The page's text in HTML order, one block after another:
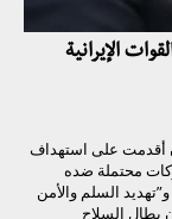
الإيرانية
إن أقدمت على استهداف
محتملة ضده
السلم والأمن
يطال السلاح